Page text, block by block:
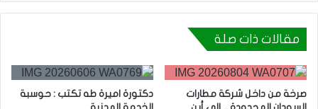
مقالات ذات صلة
صرخة من داخل شركة مطارات
دكتورة اميرة طه تكتب : حوسبة